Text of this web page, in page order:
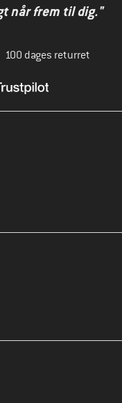
når frem til dig."
100 dages returret
i næste trin din